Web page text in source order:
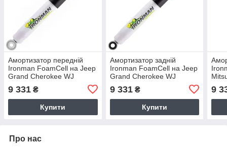
Амортизатор передній
Ironman FoamCell на Jeep
Grand Cherokee WJ
9 331 ₴
Купити
Амортизатор задній
Ironman FoamCell на Jeep
Grand Cherokee WJ
9 331₴
Купити
9
Про нас